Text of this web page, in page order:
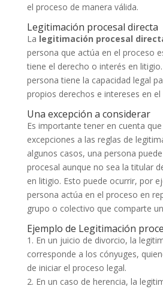
el proceso de manera válida.
Legitimación procesal directa
La legitimación procesal
persona que actúa en el proceso
tiene el derecho o interés en
persona tiene la capacidad legal
propios derechos e intereses en
Una excepción a considerar
Es importante tener en cuenta
excepciones a las reglas de
algunos casos, una persona
procesal aunque no sea la titular
en litigio. Esto puede ocurrir, por
persona actúa en el proceso en
grupo o colectivo que comparte
Ejemplo de Legitimación
1. En un juicio de divorcio, la
corresponde a los cónyuges,
de iniciar el proceso legal.
2. En un caso de herencia, la